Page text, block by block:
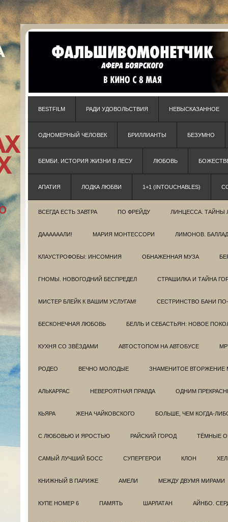
BESTFILM РАДИ УДОВОЛЬСТВИЯ НЕВЫСКАЗАННОЕ
ОДНОМЕРНЫЙ ЧЕЛОВЕК БРИЛЛИАНТЫ БЕЗУМНО
БЕМБИ. ИСТОРИЯ ЖИЗНИ В ЛЕСУ ЛЮБОВЬ
АПАТИЯ ЛОДКА ЛЮБВИ 1+1 (INTOUCHABLES)
ВСЕГДА ЕСТЬ ЗАВТРА ПО ФРЕЙДУ ЛИНЦЕССА. ТАЙНЫ
ДААААААЛИ! МАРИЯ МОНТЕССОРИ ЛИМОНОВ.
КЛАУСТРОФОБЫ: ИНСОМНИЯ ОБНАЖЕННАЯ МУЗА
ГНОМЫ. НОВОГОДНИЙ БЕСПРЕДЕЛ СТРАШИЛКА И ТАЙНА
МИСТЕР БЛЕЙК К ВАШИМ УСЛУГАМ! СЕСТРИНСТВО БАНИ
БЕСКОНЕЧНАЯ ЛЮБОВЬ БЕЛЛЬ И СЕБАСТЬЯН: НОВОЕ
КУХНЯ СО ЗВЁЗДАМИ АВТОСТОПОМ НА АВТОБУСЕ
РОДЕО ВЕЧНО МОЛОДЫЕ ЗНАМЕНИТОЕ ВТОРЖЕНИЕ
АЛЬКАРРАС НЕВЕРОЯТНАЯ ПРАВДА ОДНИМ
КЬЯРА ЖЕНА ЧАЙКОВСКОГО БОЛЬШЕ, ЧЕМ КОГДА-
С ЛЮБОВЬЮ И ЯРОСТЬЮ РАЙСКИЙ ГОРОД ТЁМНЫЕ
САМЫЙ ЛУЧШИЙ БОСС СУПЕРГЕРОИ КЛОН
КНИЖНЫЙ В ПАРИЖЕ АМЕЛИ МЕЖДУ ДВУМЯ МИРАМИ
КУПЕ НОМЕР 6 ПАМЯТЬ ШАРЛАТАН АЙНБО.